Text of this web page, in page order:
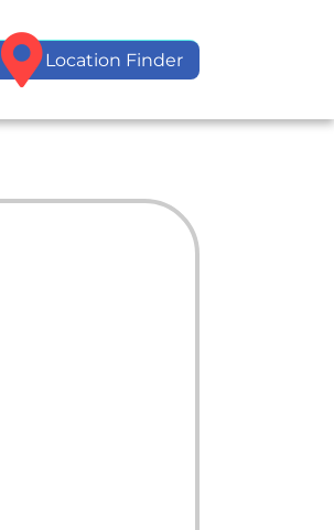
Location Finder